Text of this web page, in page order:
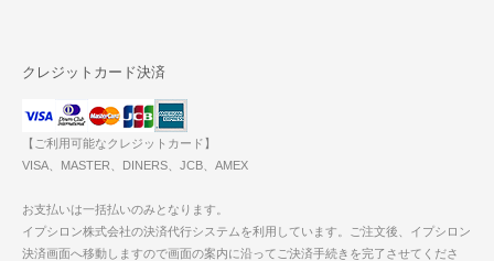
クレジットカード決済
【ご利用可能なクレジットカード】
VISA、MASTER、DINERS、JCB、AMEX
お支払いは一括払いのみとなります。
イプシロン株式会社の決済代行システムを利用しています。ご注文後、イプシロン
決済画面へ移動しますので画面の案内に沿ってご決済手続きを完了させてくださ